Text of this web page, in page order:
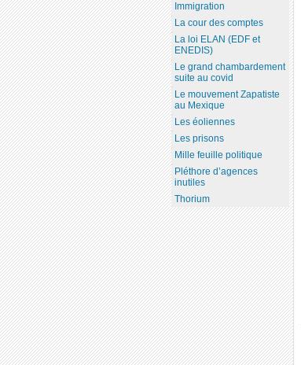
Immigration
La cour des comptes
La loi ELAN (EDF et
ENEDIS)
Le grand chambardement
suite au covid
Le mouvement Zapatiste
au Mexique
Les éoliennes
Les prisons
Mille feuille politique
Pléthore d’agences
inutiles
Thorium